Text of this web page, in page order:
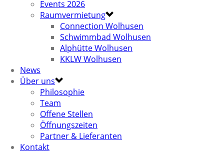
Events 2026
Raumvermietung
Connection Wolhusen
Schwimmbad Wolhusen
Alphütte Wolhusen
KKLW Wolhusen
News
Über uns
Philosophie
Team
Offene Stellen
Öffnungszeiten
Partner & Lieferanten
Kontakt